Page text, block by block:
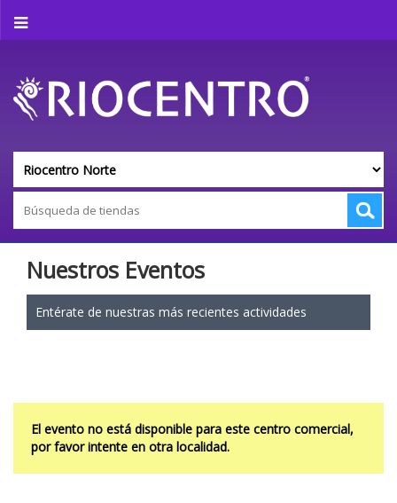
Nuestros Eventos
Entérate de nuestras más recientes actividades
El evento no está disponible para este centro comercial,
por favor intente en otra localidad.